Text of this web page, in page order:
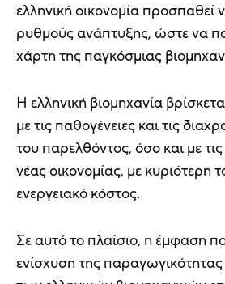
ελληνική οικονομία προσπαθεί
ρυθμούς ανάπτυξης, ώστε να
χάρτη της παγκόσμιας
Η ελληνική βιομηχανία
με τις παθογένειες και τις
του παρελθόντος, όσο και με
νέας οικονομίας, με κυριότερη
ενεργειακό κόστος.
Σε αυτό το πλαίσιο, η έμφαση
ενίσχυση της